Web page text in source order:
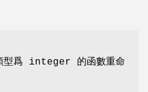
型爲 integer 的函數重命